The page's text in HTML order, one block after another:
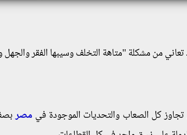
تعاني من مشكلة "متاهة التخلف وسيبها الفقر
كل الصعاب والتحديات الموجودة في مصر